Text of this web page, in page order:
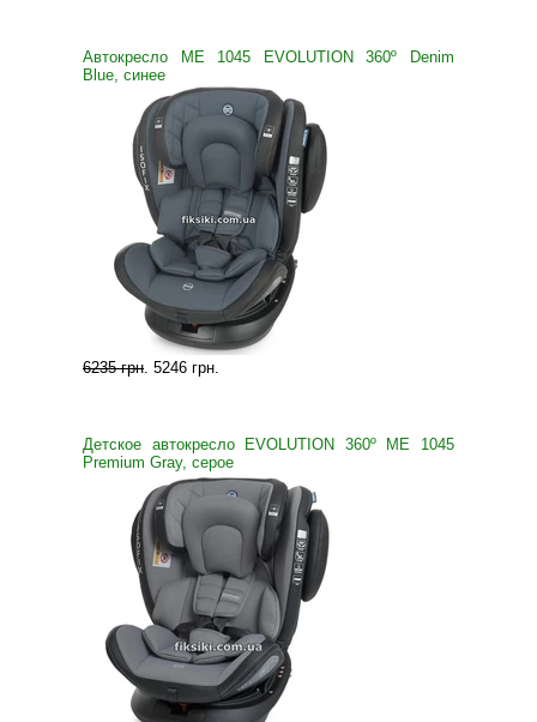
Автокресло ME 1045 EVOLUTION 360º Denim
Blue, синее
6235 грн. 5246 грн.
Детское автокресло EVOLUTION 360º ME 1045
Premium Gray, серое